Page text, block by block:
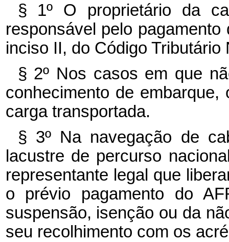
§ 1º O proprietário da
responsável pelo
inciso II, do Código Tributário
§ 2º Nos casos em que
conhecimento de
carga transportada.
§ 3º Na navegação de
lacustre de percurso
representante legal que
o prévio pagamento do
suspensão, isenção ou da
seu recolhimento com os